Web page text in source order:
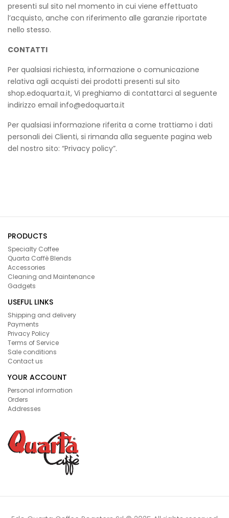
presenti sul sito nel momento in cui viene effettuato
l’acquisto, anche con riferimento alle garanzie riportate
nello stesso.
CONTATTI
Per qualsiasi richiesta, informazione o comunicazione
relativa agli acquisti dei prodotti presenti sul sito
shop.edoquarta.it, Vi preghiamo di contattarci al seguente
indirizzo email info@edoquarta.it
Per qualsiasi informazione riferita a come trattiamo i dati
personali dei Clienti, si rimanda alla seguente pagina web
del nostro sito: “Privacy policy”.
PRODUCTS
Specialty Coffee
Quarta Caffè Blends
Accessories
Cleaning and Maintenance
Gadgets
USEFUL LINKS
Shipping and delivery
Payments
Privacy Policy
Terms of Service
Sale conditions
Contact us
YOUR ACCOUNT
Personal information
Orders
Addresses